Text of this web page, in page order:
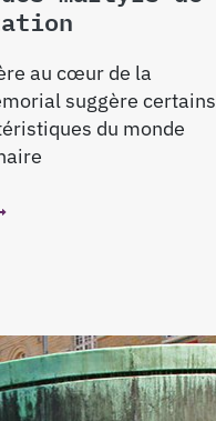
au cœur de la
suggère certains
du monde